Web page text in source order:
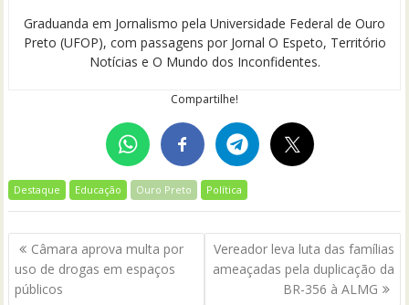
Graduanda em Jornalismo pela Universidade Federal de Ouro
Preto (UFOP), com passagens por Jornal O Espeto, Território
Notícias e O Mundo dos Inconfidentes.
Compartilhe!
Destaque Educação Ouro Preto Política
Navegação
de
Post
Câmara aprova multa por
uso de drogas em espaços
públicos
Vereador leva luta das famílias
ameaçadas pela duplicação da
BR-356 à ALMG